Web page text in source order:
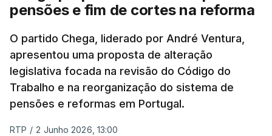
pensões e fim de cortes na reforma
O partido Chega, liderado por André Ventura,
apresentou uma proposta de alteração
legislativa focada na revisão do Código do
Trabalho e na reorganização do sistema de
pensões e reformas em Portugal.
RTP / 2 Junho 2026, 13:00